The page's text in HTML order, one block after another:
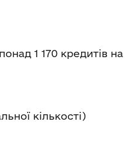
1 170 кредитів на
кількості)